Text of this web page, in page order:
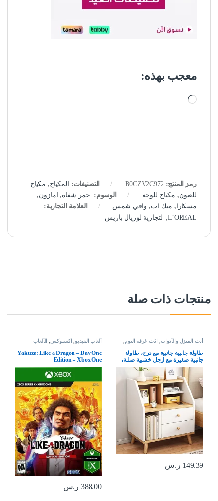
معجب بهذه:
جاري التحميل…
رمز المنتج: B0CZV2C972 التصنيفات: المكياج, مكياج
للعيون, مكياج للوجه الوسوم: احمر شفاه, امازون,
مسكارا , ميك اب, واقي شمس
العلامة التجارية:
L’OREAL
, التجارية لوريال باريس
منتجات ذات صلة
أثاث المنزل والأدوات اثاث غرفة النوم
طاولة السرير
طاولة جانبية جانبية مع درج، طاولة
جانبية صغيرة مع ارجل خشبية صلبة،
طاولة بجانب السرير للتخزين، طاولة
بيضاء مع منظم خزانة ملفات في غرفة
المعيشة وغرفة النوم والمكتب (50 ×
30 × 60 سم)
149.39 ر.س
ألعاب الفيديو اكسبوكس الألعاب
Yakuza: Like a Dragon – Day One
Edition – Xbox One
388.00 ر.س